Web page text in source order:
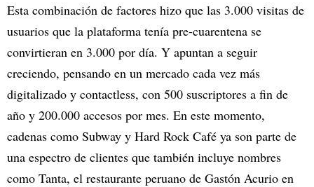
Esta combinación de factores hizo que las 3.000 visitas de
usuarios que la plataforma tenía pre-cuarentena se
convirtieran en 3.000 por día. Y apuntan a seguir
creciendo, pensando en un mercado cada vez más
digitalizado y contactless, con 500 suscriptores a fin de
año y 200.000 accesos por mes. En este momento,
cadenas como Subway y Hard Rock Café ya son parte de
una espectro de clientes que también incluye nombres
como Tanta, el restaurante peruano de Gastón Acurio en